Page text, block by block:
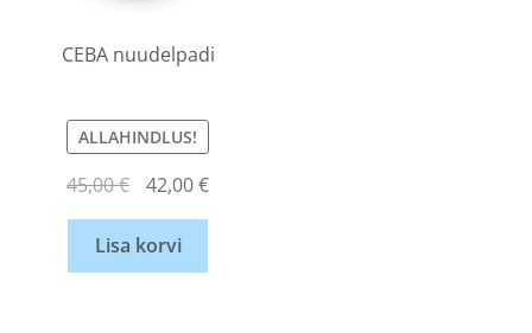
CEBA nuudelpadi
ALLAHINDLUS!
45,00€ 42,00€
Lisa korvi